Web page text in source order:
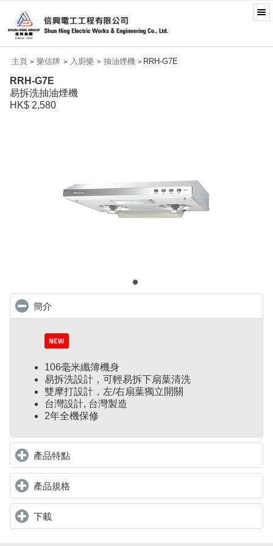
主頁 > 樂信牌 > 入廚樂 > 抽油煙機 > RRH-G7E
RRH-G7E
易拆洗抽油煙機
HK$ 2,580
簡介
106毫米纖簿機身
易拆洗設計，可輕易拆下扇葉清洗
雙摩打設計，左/右扇葉獨立開關
台灣設計, 台灣製造
2年全機保修
產品特點click to expand contents
產品規格
下載click to expand contents